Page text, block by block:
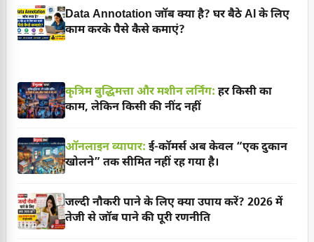
Data Annotation जॉब क्या है? घर बैठे AI के लिए
काम करके पैसे कैसे कमाएं?
कृत्रिम बुद्धिमत्ता और मशीन लर्निंग: हर किसी का
काम, लेकिन किसी की नींद नहीं
ऑनलाइन व्यापार: ई-कॉमर्स अब केवल “एक दुकान
खोलने” तक सीमित नहीं रह गया है।
जल्दी नौकरी पाने के लिए क्या उपाय करें? 2026 में
तेजी से जॉब पाने की पूरी रणनीति